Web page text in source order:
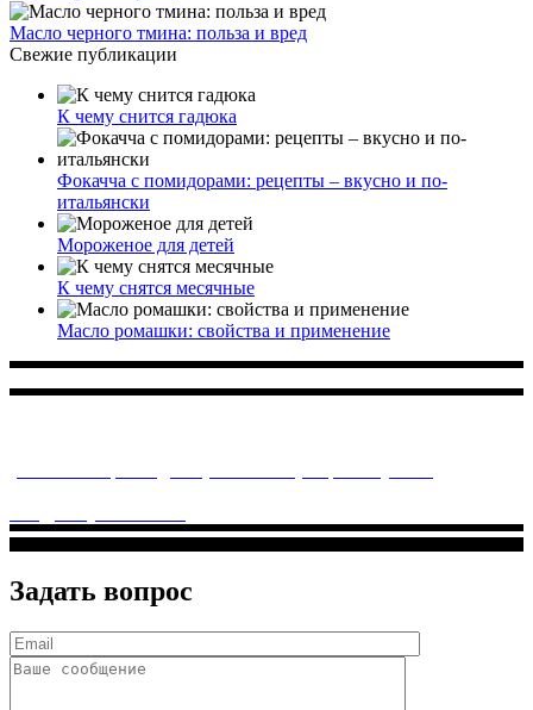
Масло черного тмина: польза и вред
Свежие публикации
К чему снится гадюка
Фокачча с помидорами: рецепты – вкусно и по-
итальянски
Мороженое для детей
К чему снятся месячные
Масло ромашки: свойства и применение
Задать вопрос